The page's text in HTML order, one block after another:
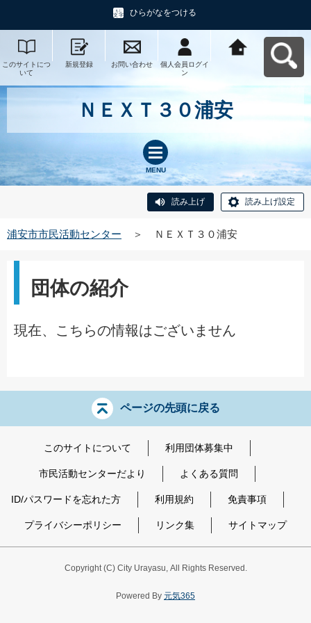
ひらがなをつける
このサイトにつ
いて
新規登録 お問い合わせ
個人会員ログイ
ン
ＮＥＸＴ３０浦安
MENU
読み上げ 読み上げ設定
浦安市市民活動センター ＞ ＮＥＸＴ３０浦安
団体の紹介
現在、こちらの情報はございません
ページの先頭に戻る
このサイトについて 利用団体募集中
市民活動センターだより よくある質問
ID/パスワードを忘れた方 利用規約 免責事項
プライバシーポリシー リンク集 サイトマップ
Copyright(C) City Urayasu, All Rights Reserved.
Powered By 元気365